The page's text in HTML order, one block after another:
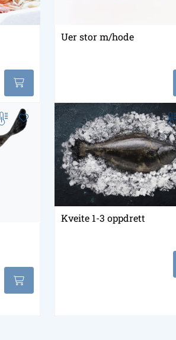
Uer stor m/hode
Kveite 1-3 oppdrett